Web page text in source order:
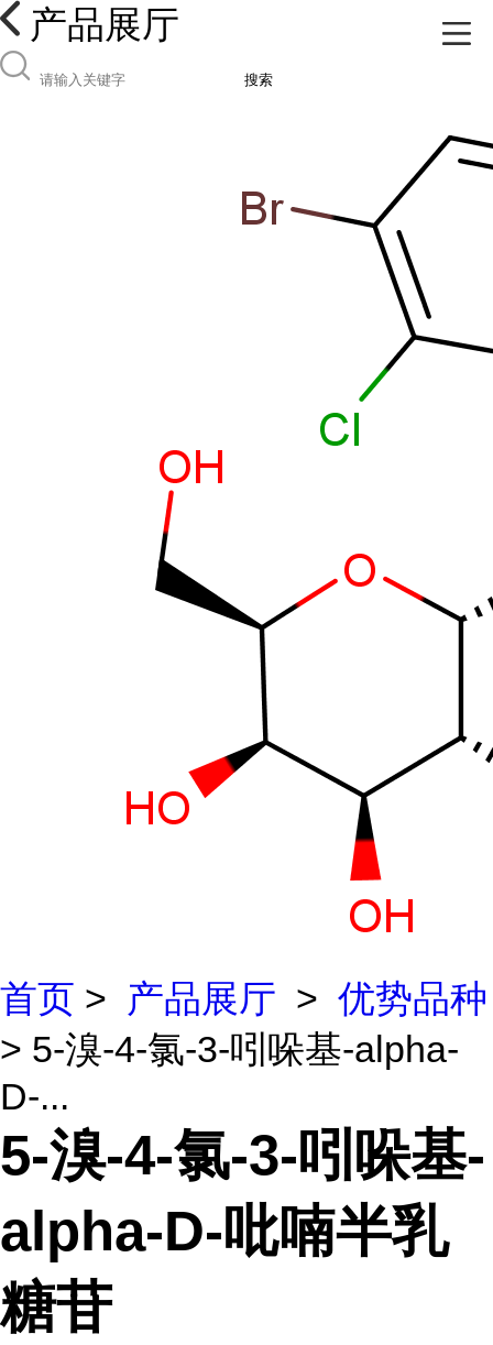
产品展厅
搜索
首页 > 产品展厅 > 优势品种
> 5-溴-4-氯-3-吲哚基-alpha-
D-...
5-溴-4-氯-3-吲哚基-
alpha-D-吡喃半乳
糖苷